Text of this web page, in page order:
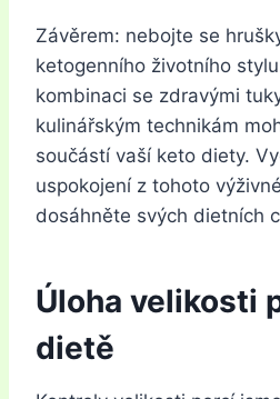
Závěrem: nebojte se
ketogenního životního
kombinaci se zdravými
kulinářským technikám
součástí vaší keto diety.
uspokojení z tohoto
dosáhněte svých dietních
Úloha velikosti
dietě